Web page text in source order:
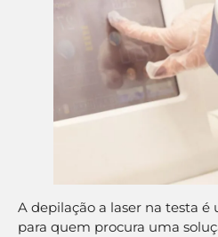
A depilação a laser na testa
para quem procura uma